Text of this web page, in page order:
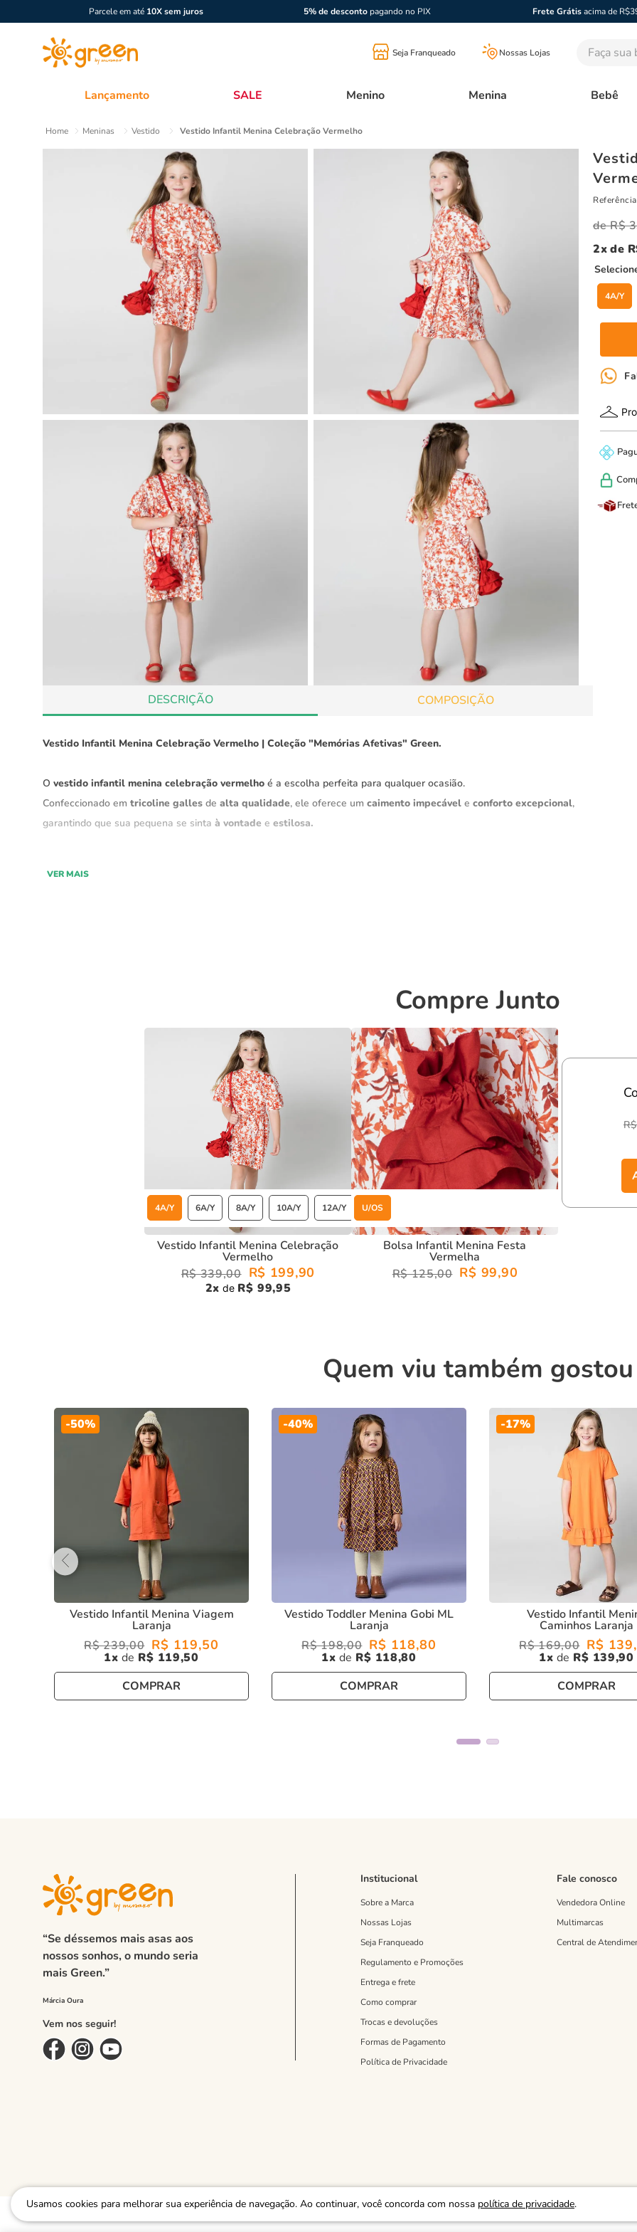
Parcele em até 10X sem juros 5% de descontopagando no PIX Frete Grátisacima de
Seja Franqueado Nossas Lojas Faça sua
Lançamento SALE Menino Menina Bebê
Usamos cookies para melhorar sua experiência de navegação. Ao continuar, você concorda com nossa política de privacidade.
Meninas Vestido Vestido Infantil Menina Celebração Vermelho
DESCRIÇÃO COMPOSIÇÃO
Vestido Infantil Menina Celebração Vermelho | Coleção "Memórias Afetivas" Green.
O vestido infantil menina celebração vermelho é a escolha perfeita para qualquer ocasião.
Confeccionado em tricoline galles de alta qualidade, ele oferece um caimento impecável e conforto excepcional,
garantindo que sua pequena se sinta à vontade e estilosa.
vestido infantil menina celebração vermelho, sua filha estará pronta para brilharcom estiloeconforto!
VER MAIS
Referência
R$
2
4A/Y
Compre Junto
4A/Y 6A/Y 8A/Y 10A/Y 12A/Y
Vestido Infantil Menina Celebração
Vermelho
R$ 339,00 R$ 199,90
2x de R$ 99,95
U/OS
Bolsa Infantil Menina Festa
Vermelha
R$ 125,00 R$ 99,90
Quem viu também gostou
-50%
Vestido Infantil Menina Viagem
Laranja
R$ 239,00 R$ 119,50
1 R$ 119,50
COMPRAR
-40%
Vestido Toddler Menina Gobi ML
Laranja
R$ 198,00 R$ 118,80
1 R$ 118,80
COMPRAR
-17%
Vestido Infantil
Caminhos Laranja
R$ 169,00 R$ 139,
1 R$ 139,90
COMPRAR
“Se déssemos mais asas aos
nossos sonhos, o mundo seria
mais Green.”
Vem nos seguir!
Institucional
Sobre a Marca
Nossas Lojas
Seja Franqueado
Regulamento e Promoções
Entrega e frete
Como comprar
Trocas e devoluções
Formas de Pagamento
Política de Privacidade
Fale conosco
Vendedora Online
Multimarcas
Central de